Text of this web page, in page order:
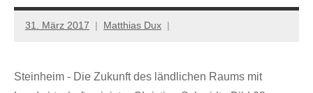
31. März 2017 Matthias Dux
Steinheim - Die Zukunft des ländlichen Raums mit